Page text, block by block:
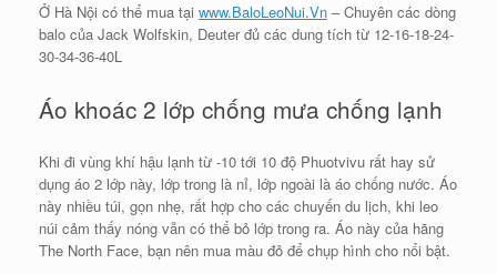
Ở Hà Nội có thể mua tại www.BaloLeoNui.Vn – Chuyên các dòng
balo của Jack Wolfskin, Deuter đủ các dung tích từ 12-16-18-24-
30-34-36-40L
Áo khoác 2 lớp chống mưa chống lạnh
Khi đi vùng khí hậu lạnh từ -10 tới 10 độ Phuotvivu rất hay sử
dụng áo 2 lớp này, lớp trong là nỉ, lớp ngoài là áo chống nước. Áo
này nhiều túi, gọn nhẹ, rất hợp cho các chuyến du lịch, khi leo
núi cảm thấy nóng vẫn có thể bỏ lớp trong ra. Áo này của hãng
The North Face, bạn nên mua màu đỏ để chụp hình cho nổi bật.